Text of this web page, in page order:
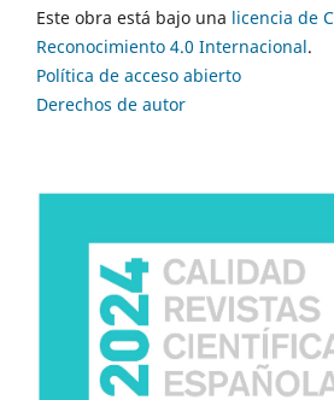
Este obra está bajo una licencia de
Reconocimiento 4.0 Internacional.
Política de acceso abierto
Derechos de autor